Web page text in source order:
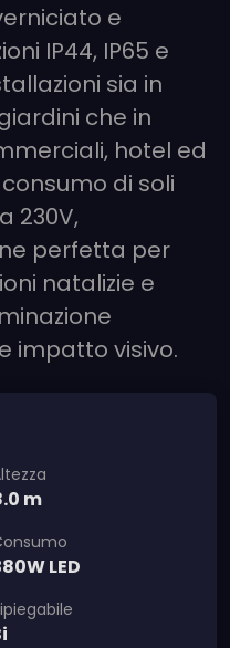
e
IP44, IP65 e
sia in
che in
hotel ed
di soli
230V,
perfetta per
natalizie e
impatto visivo.
m
LED